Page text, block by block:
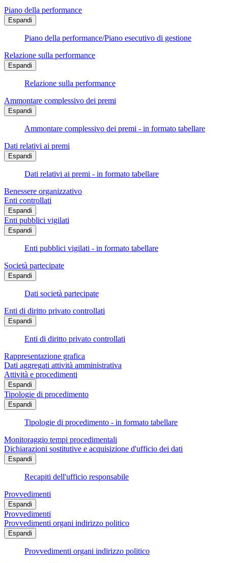
Piano della performance
Espandi
Piano della performance/Piano esecutivo di gestione
Relazione sulla performance
Espandi
Relazione sulla performance
Ammontare complessivo dei premi
Espandi
Ammontare complessivo dei premi - in formato tabellare
Dati relativi ai premi
Espandi
Dati relativi ai premi - in formato tabellare
Benessere organizzativo
Enti controllati
Espandi
Enti pubblici vigilati
Espandi
Enti pubblici vigilati - in formato tabellare
Società partecipate
Espandi
Dati società partecipate
Enti di diritto privato controllati
Espandi
Enti di diritto privato controllati
Rappresentazione grafica
Dati aggregati attività amministrativa
Attività e procedimenti
Espandi
Tipologie di procedimento
Espandi
Tipologie di procedimento - in formato tabellare
Monitoraggio tempi procedimentali
Dichiarazioni sostitutive e acquisizione d'ufficio dei dati
Espandi
Recapiti dell'ufficio responsabile
Provvedimenti
Espandi
Provvedimenti
Provvedimenti organi indirizzo politico
Espandi
Provvedimenti organi indirizzo politico